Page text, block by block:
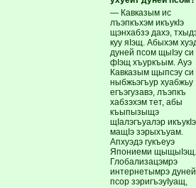
— Кавказым ис
лъэпкъхэм икъукIэ
щэнхабзэ дахэ,
куу яIэщ. Абыхэм
дуней псом щыIэу си
фIэщ хъуркъым. Ауэ
Кавказым щыпсэу си
ныбжьэгъур хуабжьу
егъэгузавэ, лъэпкъ
хабзэхэм тет, абы
къыпызыщэ
щIалэгъуалэр икъукIэ
мащIэ зэрыхъуам.
Апхуэдэ гукъеуэ
Япониеми
Глобализацэмрэ
интернетымрэ дуней
псор зэригъэуIуащ,